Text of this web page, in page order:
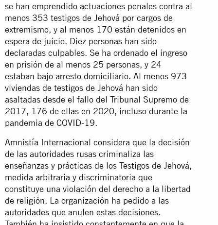
se han emprendido actuaciones penales contra al
menos 353 testigos de Jehová por cargos de
extremismo, y al menos 170 están detenidos en
espera de juicio. Diez personas han sido
declaradas culpables. Se ha ordenado el ingreso
en prisión de al menos 25 personas, y 24
estaban bajo arresto domiciliario. Al menos 973
viviendas de testigos de Jehová han sido
asaltadas desde el fallo del Tribunal Supremo de
2017, 176 de ellas en 2020, incluso durante la
pandemia de COVID-19.
Amnistía Internacional considera que la decisión
de las autoridades rusas criminaliza las
enseñanzas y prácticas de los Testigos de Jehová,
medida arbitraria y discriminatoria que
constituye una violación del derecho a la libertad
de religión. La organización ha pedido a las
autoridades que anulen estas decisiones.